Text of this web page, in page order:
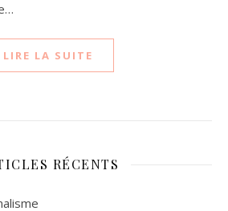
LIRE LA SUITE
RÉCENTS